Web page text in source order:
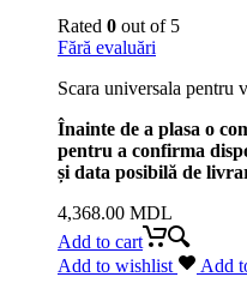
Rated 0 out of 5
Fără evaluări
Scara universala pentru
Înainte de a plasa o
pentru a confirma
și data posibilă de
4,368.00 MDL
Add to cart
Add to wishlist
Add